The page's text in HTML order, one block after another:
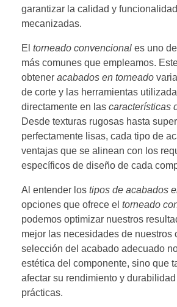
garantizar la calidad y
mecanizadas.
El torneado convencional es uno
más comunes que empleamos.
obtener acabados en torneado
de corte y las herramientas
directamente en las características
Desde texturas rugosas hasta
perfectamente lisas, cada tipo de
ventajas que se alinean con los
específicos de diseño de cada
Al entender los tipos de acabados
opciones que ofrece el torneado
podemos optimizar nuestros
mejor las necesidades de nuestros
selección del acabado adecuado
estética del componente, sino que
afectar su rendimiento y
prácticas.